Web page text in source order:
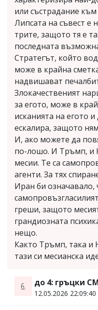
или състрадание
Липсата на съвест е
трите, защото тя е
последната
Стратегът, който
може в крайна
надвишават
Злокачественият
за егото, може в
исканията на егото
ескалира, защото
И, ако можете да
по-лошо. И Тръмп, и
месии. Те са
агенти. За тях
Иран би означавало,
греши, защото
грандиозната
нещо.
Както Тръмп, така и
тази си месианска
6. до 4: гръцки
12.05.2026 22:09:40